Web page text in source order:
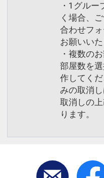
・1グル
く場合、
合わせフ
お願いいた
・複数の
部屋数を
作してく
みの取消
取消しの
ります。